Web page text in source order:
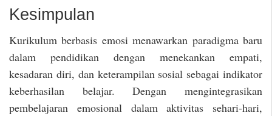
Kesimpulan
Kurikulum berbasis emosi menawarkan paradigma baru
dalam pendidikan dengan menekankan empati,
kesadaran diri, dan keterampilan sosial sebagai indikator
keberhasilan belajar. Dengan mengintegrasikan
pembelajaran emosional dalam aktivitas sehari-hari,